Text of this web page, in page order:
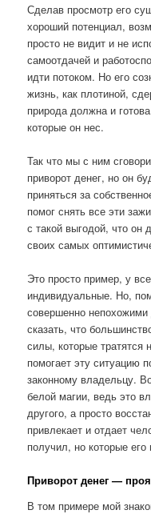
Сделав просмотр его
хороший потенциал,
просто не видит и не
самоотдачей и
идти потоком. Но его
жизнь, как плотиной,
природа должна и
которые он нес.
Так что мы с ним
приворот денег, но он
приняться за
помог снять все эти
с такой выгодой, что он
своих самых
Это просто пример, у
индивидуальные. Но,
совершенно
сказать, что
силы, которые тратятся
помогает эту ситуацию
законному владельцу.
белой магии, ведь это
другого, а просто
привлекает и отдает
получил, но которые его
Приворот денег —
В том примере мой